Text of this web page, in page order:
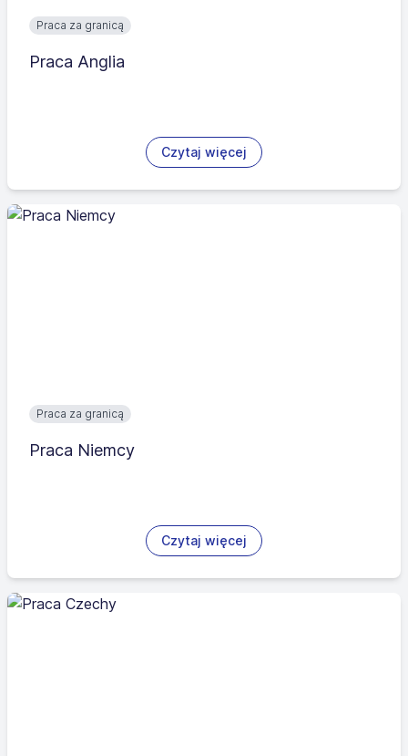
Praca za granicą
Praca Anglia
Czytaj więcej
Praca za granicą
Praca Niemcy
Czytaj więcej